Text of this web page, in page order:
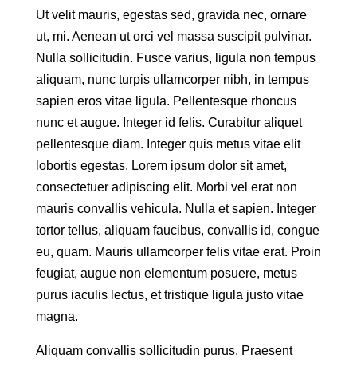
Ut velit mauris, egestas sed, gravida nec, ornare
ut, mi. Aenean ut orci vel massa suscipit pulvinar.
Nulla sollicitudin. Fusce varius, ligula non tempus
aliquam, nunc turpis ullamcorper nibh, in tempus
sapien eros vitae ligula. Pellentesque rhoncus
nunc et augue. Integer id felis. Curabitur aliquet
pellentesque diam. Integer quis metus vitae elit
lobortis egestas. Lorem ipsum dolor sit amet,
consectetuer adipiscing elit. Morbi vel erat non
mauris convallis vehicula. Nulla et sapien. Integer
tortor tellus, aliquam faucibus, convallis id, congue
eu, quam. Mauris ullamcorper felis vitae erat. Proin
feugiat, augue non elementum posuere, metus
purus iaculis lectus, et tristique ligula justo vitae
magna.
Aliquam convallis sollicitudin purus. Praesent